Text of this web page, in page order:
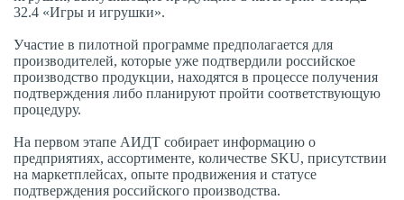
32.4 «Игры и игрушки».
Участие в пилотной программе предполагается для
производителей, которые уже подтвердили российское
производство продукции, находятся в процессе получения
подтверждения либо планируют пройти соответствующую
процедуру.
На первом этапе АИДТ собирает информацию о
предприятиях, ассортименте, количестве SKU, присутствии
на маркетплейсах, опыте продвижения и статусе
подтверждения российского производства.